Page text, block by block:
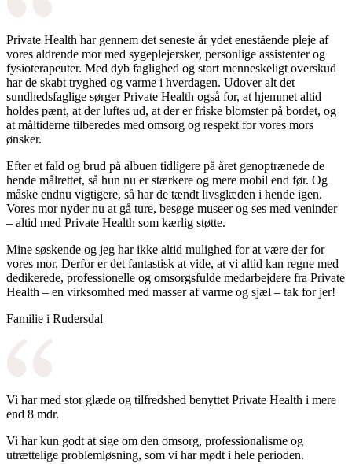
Private Health har gennem det seneste år ydet enestående pleje af
vores aldrende mor med sygeplejersker, personlige assistenter og
fysioterapeuter. Med dyb faglighed og stort menneskeligt overskud
har de skabt tryghed og varme i hverdagen. Udover alt det
sundhedsfaglige sørger Private Health også for, at hjemmet altid
holdes pænt, at der luftes ud, at der er friske blomster på bordet, og
at måltiderne tilberedes med omsorg og respekt for vores mors
ønsker.
Efter et fald og brud på albuen tidligere på året genoptrænede de
hende målrettet, så hun nu er stærkere og mere mobil end før. Og
måske endnu vigtigere, så har de tændt livsglæden i hende igen.
Vores mor nyder nu at gå ture, besøge museer og ses med veninder
– altid med Private Health som kærlig støtte.
Mine søskende og jeg har ikke altid mulighed for at være der for
vores mor. Derfor er det fantastisk at vide, at vi altid kan regne med
dedikerede, professionelle og omsorgsfulde medarbejdere fra Private
Health – en virksomhed med masser af varme og sjæl – tak for jer!
Familie i Rudersdal
Vi har med stor glæde og tilfredshed benyttet Private Health i mere
end 8 mdr.
Vi har kun godt at sige om den omsorg, professionalisme og
utrættelige problemløsning, som vi har mødt i hele perioden.